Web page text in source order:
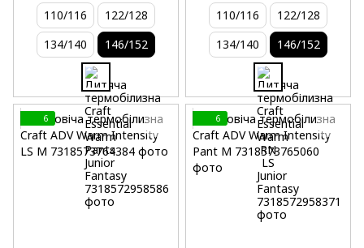
110/116
122/128
134/140
146/152
110/116
122/128
134/140
146/152
6 6